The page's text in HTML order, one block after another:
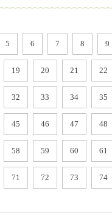
5 6 7 8 9
19 20 21 22
32 33 34 35
45 46 47 48
58 59 60 61
71 72 73 74